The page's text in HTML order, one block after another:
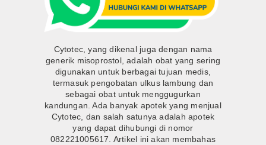
Cytotec, yang dikenal juga dengan nama
generik misoprostol, adalah obat yang sering
digunakan untuk berbagai tujuan medis,
termasuk pengobatan ulkus lambung dan
sebagai obat untuk menggugurkan
kandungan. Ada banyak apotek yang menjual
Cytotec, dan salah satunya adalah apotek
yang dapat dihubungi di nomor
082221005617. Artikel ini akan membahas